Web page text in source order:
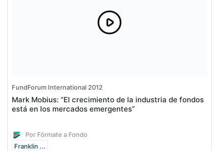
FundForum International 2012
Mark Mobius: “El crecimiento de la industria de fondos
está en los mercados emergentes”
Por Fórmate a Fondo
Franklin ...